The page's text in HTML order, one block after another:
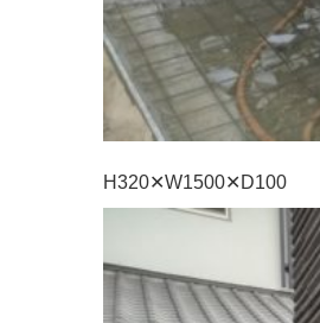
H320✕W1500✕D100